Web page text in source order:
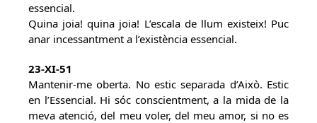
essencial.
Quina joia! quina joia! L’escala de llum existeix! Puc
anar incessantment a l’existència essencial.
23-XI-51
Mantenir-me oberta. No estic separada d’Això. Estic
en l’Essencial. Hi sóc conscientment, a la mida de la
meva atenció, del meu voler, del meu amor, si no es